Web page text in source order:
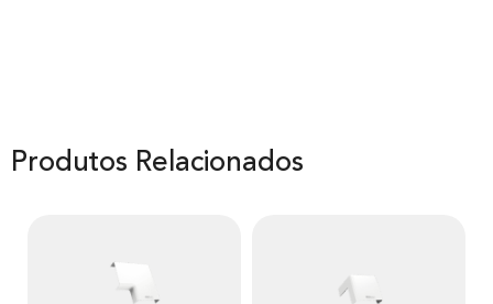
Produtos Relacionados